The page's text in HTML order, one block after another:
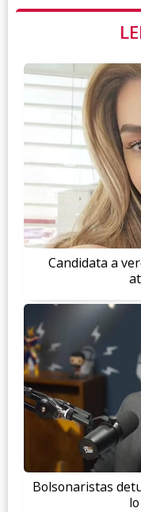
Candidata a
Bolsonaristas